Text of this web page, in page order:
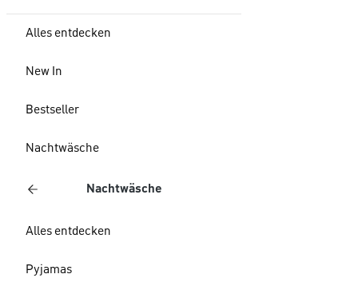
Alles entdecken
New In
Bestseller
Nachtwäsche
Nachtwäsche
Alles entdecken
Pyjamas